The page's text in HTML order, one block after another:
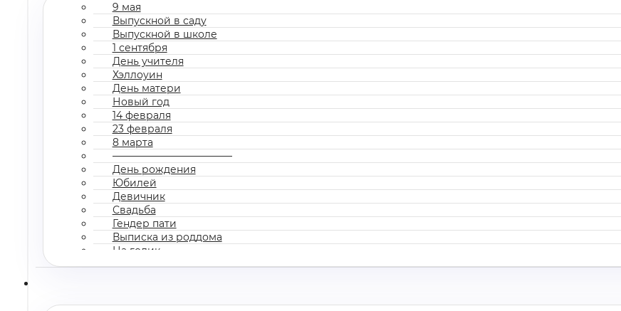
9 мая
Выпускной в саду
Выпускной в школе
1 сентября
День учителя
Хэллоуин
День матери
Новый год
14 февраля
23 февраля
8 марта
————————————
День рождения
Юбилей
Девичник
Свадьба
Гендер пати
Выписка из роддома
На годик
Корпоратив